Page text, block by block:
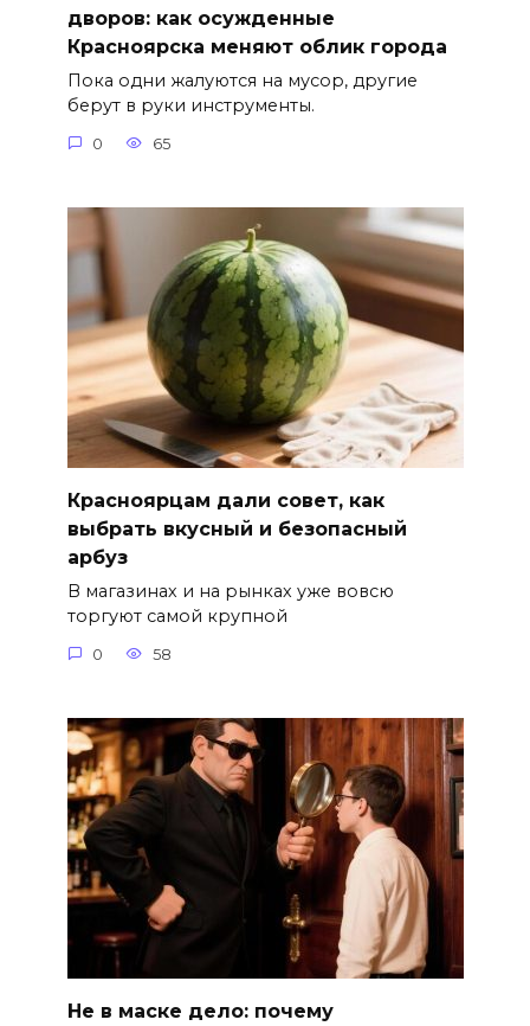
дворов: как осужденные
Красноярска меняют облик города
Пока одни жалуются на мусор, другие
берут в руки инструменты.
0 65
Красноярцам дали совет, как
выбрать вкусный и безопасный
арбуз
В магазинах и на рынках уже вовсю
торгуют самой крупной
0 58
Не в маске дело: почему